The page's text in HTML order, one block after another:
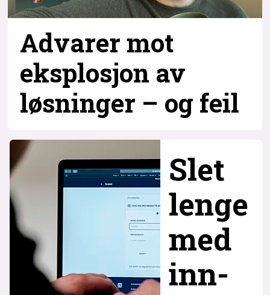
Advarer mot
eksplosjon av
løsninger – og feil
Slet
lenge
med
inn­